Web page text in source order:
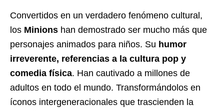
Convertidos en un verdadero fenómeno cultural,
los Minions han demostrado ser mucho más que
personajes animados para niños. Su humor
irreverente, referencias a la cultura pop y
comedia física. Han cautivado a millones de
adultos en todo el mundo. Transformándolos en
íconos intergeneracionales que trascienden la